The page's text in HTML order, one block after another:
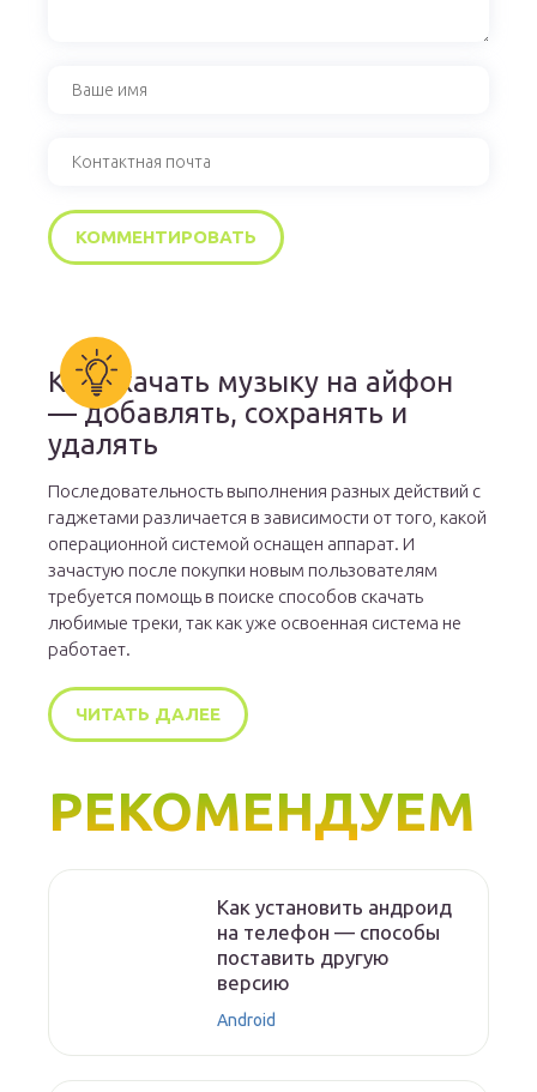
Как скачать музыку на айфон
— добавлять, сохранять и
удалять
Последовательность выполнения разных действий с
гаджетами различается в зависимости от того, какой
операционной системой оснащен аппарат. И
зачастую после покупки новым пользователям
требуется помощь в поиске способов скачать
любимые треки, так как уже освоенная система не
работает.
ЧИТАТЬ ДАЛЕЕ
РЕКОМЕНДУЕМ
Как установить андроид
на телефон — способы
поставить другую
версию
Android